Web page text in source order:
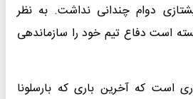
دوام چندانی نداشت. به نظر
است دفاع تیم خود را سازماندهی
است که آخرین باری که بارسلونا